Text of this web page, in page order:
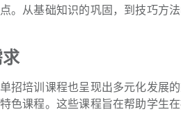
。从基础知识的巩固，到技巧方
招培训课程也呈现出多元化发展
色课程。这些课程旨在帮助学生